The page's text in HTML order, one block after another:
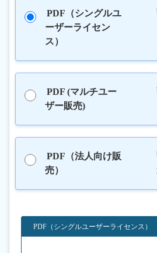
PDF（シングルユ
ーザーライセン
ス）
PDF (マルチユー
ザー販売)
PDF（法人向け販
売）
PDF（シングルユーザーライセンス）